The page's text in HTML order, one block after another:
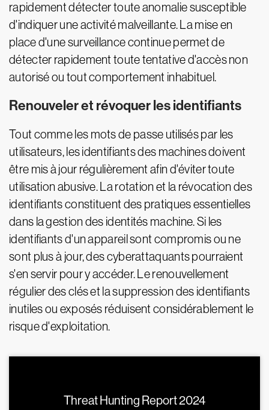
rapidement détecter toute anomalie susceptible
d'indiquer une activité malveillante. La mise en
place d'une surveillance continue permet de
détecter rapidement toute tentative d'accès non
autorisé ou tout comportement inhabituel.
Renouveler et révoquer les identifiants
Tout comme les mots de passe utilisés par les
utilisateurs, les identifiants des machines doivent
être mis à jour régulièrement afin d'éviter toute
utilisation abusive. La rotation et la révocation des
identifiants constituent des pratiques essentielles
dans la gestion des identités machine. Si les
identifiants d'un appareil sont compromis ou ne
sont plus à jour, des cyberattaquants pourraient
s'en servir pour y accéder. Le renouvellement
régulier des clés et la suppression des identifiants
inutiles ou exposés réduisent considérablement le
risque d'exploitation.
Threat Hunting Report 2024